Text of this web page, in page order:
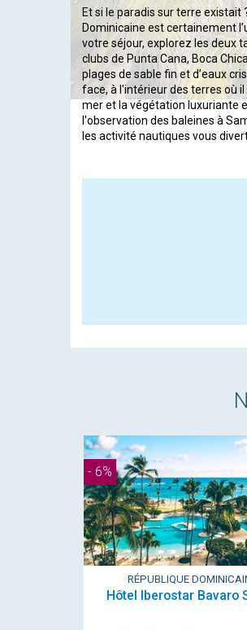
Et si le paradis sur terre existait
Dominicaine est certainement
votre séjour, explorez les deux
clubs de Punta Cana, Boca
plages de sable fin et d’eaux
face, à l'intérieur des terres où
mer et la végétation luxuriante
l'observation des baleines à
les activité nautiques vous
- 6%
RÉPUBLIQUE
Hôtel Iberostar Bavaro